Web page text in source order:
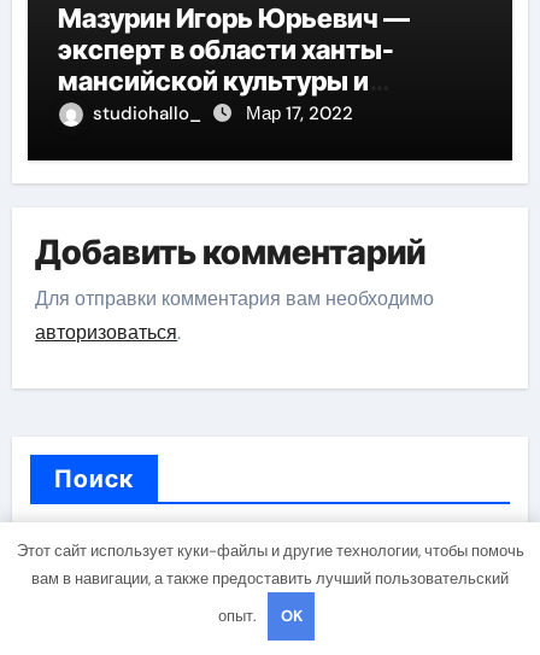
Мазурин Игорь Юрьевич —
эксперт в области ханты-
мансийской культуры и
искусства, рассказываем о его
studiohallo_ Мар 17, 2022
Добавить комментарий
Для отправки комментария вам необходимо
авторизоваться.
Поиск
Поиск
Этот сайт использует куки-файлы и другие технологии, чтобы помочь
вам в навигации, а также предоставить лучший пользовательский
опыт.
OK